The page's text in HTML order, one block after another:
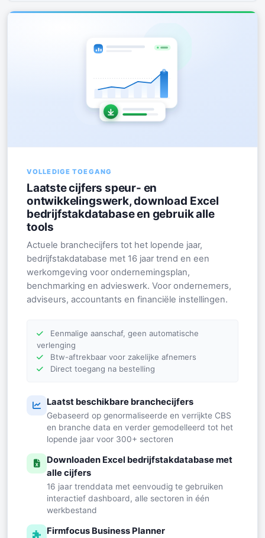
VOLLEDIGE TOEGANG
Laatste cijfers speur- en
ontwikkelingswerk, download Excel
bedrijfstakdatabase en gebruik alle
tools
Actuele branchecijfers tot het lopende jaar,
bedrijfstakdatabase met 16 jaar trend en een
werkomgeving voor ondernemingsplan,
benchmarking en advieswerk. Voor ondernemers,
adviseurs, accountants en financiële instellingen.
Eenmalige aanschaf, geen automatische
verlenging
Btw-aftrekbaar voor zakelijke afnemers
Direct toegang na bestelling
Laatst beschikbare branchecijfers
Gebaseerd op genormaliseerde en verrijkte CBS
en branche data en verder gemodelleerd tot het
lopende jaar voor 300+ sectoren
Downloaden Excel bedrijfstakdatabase met
alle cijfers
16 jaar trenddata met eenvoudig te gebruiken
interactief dashboard, alle sectoren in één
werkbestand
Firmfocus Business Planner